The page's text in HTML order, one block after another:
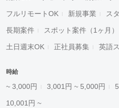
フルリモートOK 新規事業 ス
長期案件 スポット案件（1ヶ月）
土日週末OK 正社員募集 英語
時給
~ 3,000円 3,001円 ~ 5,000円
10,001円 ~